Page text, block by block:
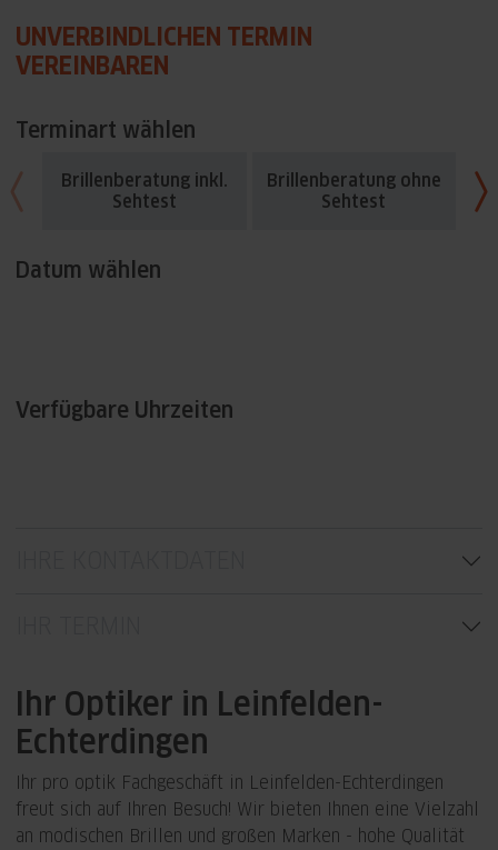
UNVERBINDLICHEN TERMIN
VEREINBAREN
Terminart wählen
Brillenberatung inkl.
Sehtest
Brillenberatung ohne
Sehtest
Datum wählen
Verfügbare Uhrzeiten
Ihr Optiker in Leinfelden-
Echterdingen
Ihr pro optik Fachgeschäft in Leinfelden-Echterdingen
freut sich auf Ihren Besuch! Wir bieten Ihnen eine Vielzahl
an modischen Brillen und großen Marken - hohe Qualität